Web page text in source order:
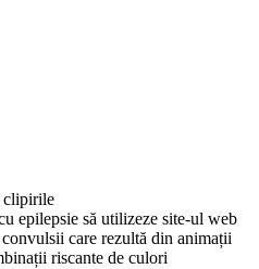
clipirile
epilepsie să utilizeze site-ul web
care rezultă din animații
riscante de culori